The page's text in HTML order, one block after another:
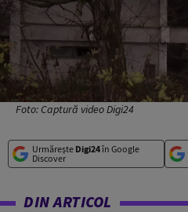
Foto: Captură video Digi24
Urmărește Digi24în Google
Discover
DIN ARTICOL